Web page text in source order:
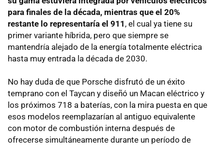
para finales de la década, mientras que el 20%
restante lo representaría el 911 , el cual ya tiene su
primer variante híbrida, pero que siempre se
mantendría alejado de la energía totalmente eléctrica
hasta muy entrada la década de 2030.
No hay duda de que Porsche disfrutó de un éxito
temprano con el Taycan y diseñó un Macan eléctrico y
los próximos 718 a baterías, con la mira puesta en que
esos modelos reemplazarían al antiguo equivalente
con motor de combustión interna después de
ofrecerse simultáneamente durante un período de